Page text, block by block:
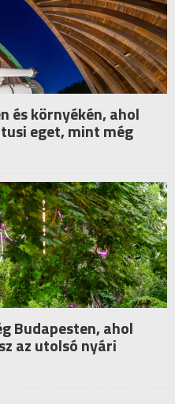
és környékén, ahol
eget, mint még
Budapesten, ahol
az utolsó nyári